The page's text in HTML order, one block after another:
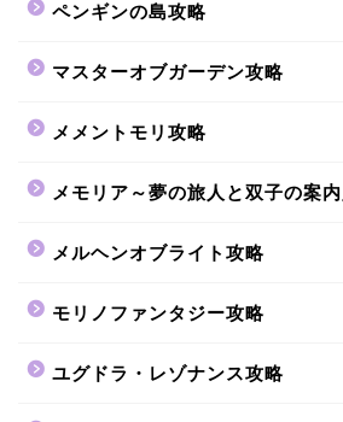
ペンギンの島攻略
マスターオブガーデン攻略
メメントモリ攻略
メモリア～夢の旅人と双子の案
メルヘンオブライト攻略
モリノファンタジー攻略
ユグドラ・レゾナンス攻略